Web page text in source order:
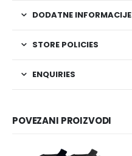
DODATNE INFORMACIJE
STORE POLICIES
ENQUIRIES
POVEZANI PROIZVODI